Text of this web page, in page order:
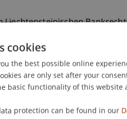
Liechtensteinischen
Universität Liechtenstein
Forum für Bank- und
statt.
eine Plattform für den
zwischen Wissenschaft und
die sich über neue
cookies
the best possible online
are only set after your
basic functionality of this website
protection can be found in our